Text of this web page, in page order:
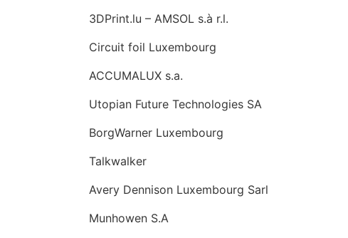
3DPrint.lu – AMSOL s.à r.l.
Circuit foil Luxembourg
ACCUMALUX s.a.
Utopian Future Technologies SA
BorgWarner Luxembourg
Talkwalker
Avery Dennison Luxembourg Sarl
Munhowen S.A